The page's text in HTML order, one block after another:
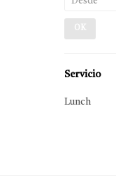
OK
Servicio
Lunch